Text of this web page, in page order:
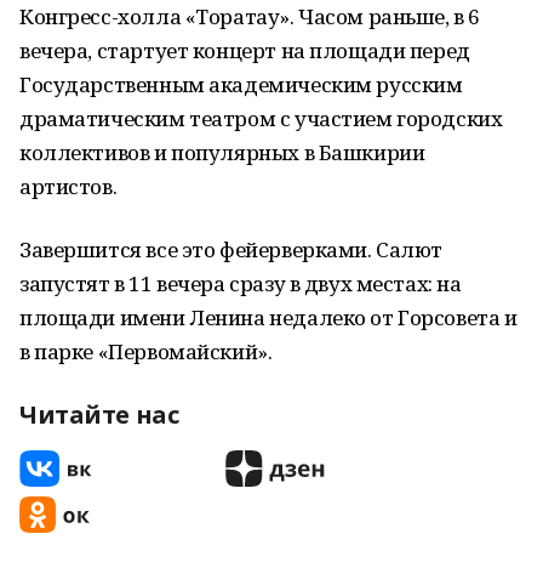
Конгресс-холла «Торатау». Часом раньше, в 6
вечера, стартует концерт на площади перед
Государственным академическим русским
драматическим театром с участием городских
коллективов и популярных в Башкирии
артистов.
Завершится все это фейерверками. Салют
запустят в 11 вечера сразу в двух местах: на
площади имени Ленина недалеко от Горсовета и
в парке «Первомайский».
Читайте нас